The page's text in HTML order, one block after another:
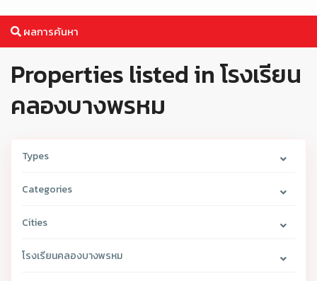
ผลการค้นหา
Properties listed in โรงเรียน
คลองบางพรหม
Types
Categories
Cities
โรงเรียนคลองบางพรหม